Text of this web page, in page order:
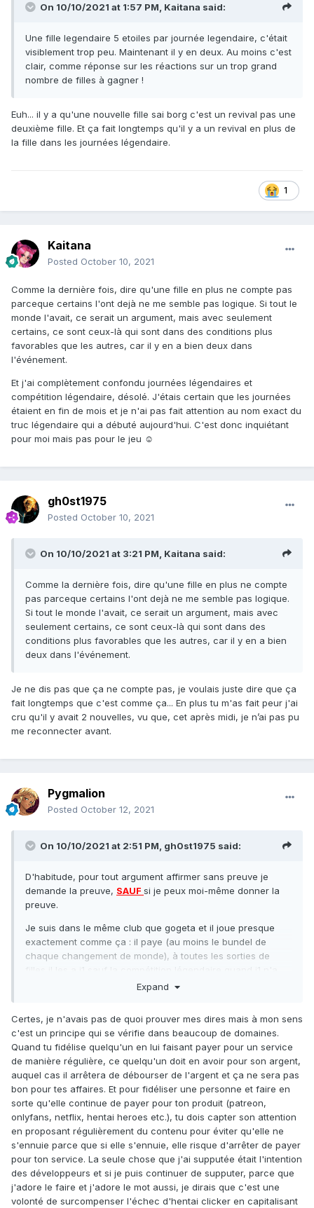
On 10/10/2021 at 1:57 PM, Kaitana said:
Une fille legendaire 5 etoiles par journée legendaire, c'était
visiblement trop peu. Maintenant il y en deux. Au moins c'est
clair, comme réponse sur les réactions sur un trop grand
nombre de filles à gagner !
Euh... il y a qu'une nouvelle fille sai borg c'est un revival pas une
deuxième fille. Et ça fait longtemps qu'il y a un revival en plus de
la fille dans les journées légendaire.
1
Kaitana
Posted October 10, 2021
Comme la dernière fois, dire qu'une fille en plus ne compte pas
parceque certains l'ont dejà ne me semble pas logique. Si tout le
monde l'avait, ce serait un argument, mais avec seulement
certains, ce sont ceux-là qui sont dans des conditions plus
favorables que les autres, car il y en a bien deux dans
l'événement.
Et j'ai complètement confondu journées légendaires et
compétition légendaire, désolé. J'étais certain que les journées
étaient en fin de mois et je n'ai pas fait attention au nom exact du
truc légendaire qui a débuté aujourd'hui. C'est donc inquiétant
pour moi mais pas pour le jeu ☺
gh0st1975
Posted October 10, 2021
On 10/10/2021 at 3:21 PM, Kaitana said:
Comme la dernière fois, dire qu'une fille en plus ne compte
pas parceque certains l'ont dejà ne me semble pas logique.
Si tout le monde l'avait, ce serait un argument, mais avec
seulement certains, ce sont ceux-là qui sont dans des
conditions plus favorables que les autres, car il y en a bien
deux dans l'événement.
Je ne dis pas que ça ne compte pas, je voulais juste dire que ça
fait longtemps que c'est comme ça... En plus tu m'as fait peur j'ai
cru qu'il y avait 2 nouvelles, vu que, cet après midi, je n’ai pas pu
me reconnecter avant.
Pygmalion
Posted October 12, 2021
On 10/10/2021 at 2:51 PM, gh0st1975 said:
D'habitude, pour tout argument affirmer sans preuve je
demande la preuve, SAUF si je peux moi-même donner la
preuve.
Je suis dans le même club que gogeta et il joue presque
exactement comme ça : il paye (au moins le bundel de
chaque changement de monde), à toutes les sorties de
pas le don d'argent, les filles de boss (où il prend son
Et s'il ne demande pas plus d'event il nous tanne pour
demander le lvl 600 dans le chat du club, donc il y a bien
une demande des baleines.
Expand
Certes, je n'avais pas de quoi prouver mes dires mais à mon sens
c'est un principe qui se vérifie dans beaucoup de domaines.
Quand tu fidélise quelqu'un en lui faisant payer pour un service
de manière régulière, ce quelqu'un doit en avoir pour son argent,
auquel cas il arrêtera de débourser de l'argent et ça ne sera pas
bon pour tes affaires. Et pour fidéliser une personne et faire en
sorte qu'elle continue de payer pour ton produit (patreon,
onlyfans, netflix, hentai heroes etc.), tu dois capter son attention
en proposant régulièrement du contenu pour éviter qu'elle ne
s'ennuie parce que si elle s'ennuie, elle risque d'arrêter de payer
pour ton service. La seule chose que j'ai supputée était l'intention
des développeurs et si je puis continuer de supputer, parce que
j'adore le faire et j'adore le mot aussi, je dirais que c'est une
volonté de surcompenser l'échec d'hentai clicker en capitalisant